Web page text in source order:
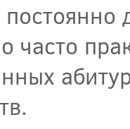
постоянно
часто